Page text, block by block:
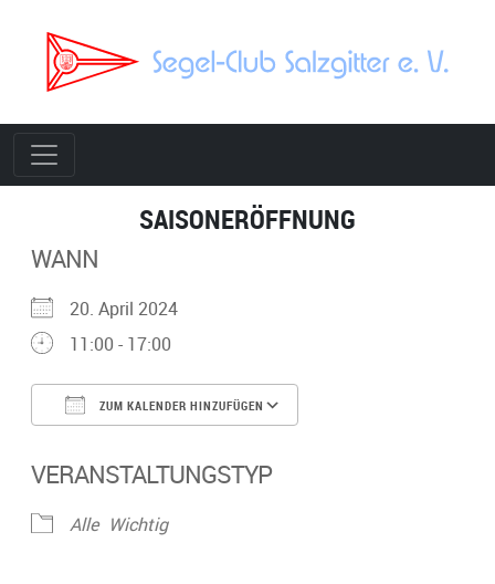
SAISONERÖFFNUNG
WANN
20. April 2024
11:00 - 17:00
ZUM KALENDER HINZUFÜGEN
VERANSTALTUNGSTYP
Alle Wichtig